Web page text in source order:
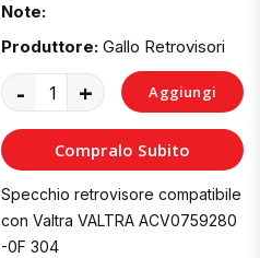
Note:
Produttore: Gallo Retrovisori
- + Aggiungi
al
Carrello
Compralo Subito
Specchio retrovisore compatibile
con Valtra VALTRA ACV0759280
-0F 304